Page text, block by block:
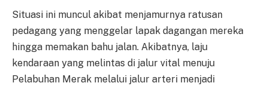
Situasi ini muncul akibat menjamurnya ratusan
pedagang yang menggelar lapak dagangan mereka
hingga memakan bahu jalan. Akibatnya, laju
kendaraan yang melintas di jalur vital menuju
Pelabuhan Merak melalui jalur arteri menjadi